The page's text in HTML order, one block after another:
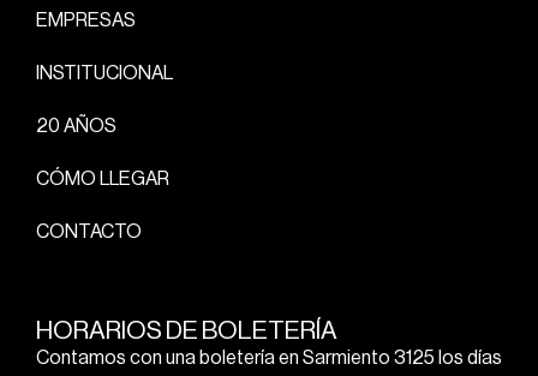
EMPRESAS
INSTITUCIONAL
20 AÑOS
CÓMO LLEGAR
CONTACTO
HORARIOS DE BOLETERÍA
Contamos con una boletería en Sarmiento 3125 los días